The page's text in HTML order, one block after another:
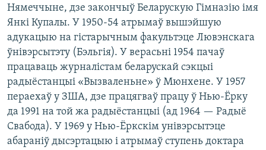
Нямеччыне, дзе закончыў Беларускую Гімназію імя
Янкі Купалы. У 1950-54 атрымаў вышэйшую
адукацыю на гістарычным факультэце Лювэнскага
ўнівэрсытэту (Бэльгія). У верасьні 1954 пачаў
працаваць журналістам беларускай сэкцыі
радыёстанцыі «Вызваленьне» ў Мюнхене. У 1957
пераехаў у ЗША, дзе працягваў працу ў Нью-Ёрку
да 1991 на той жа радыёстанцыі (ад 1964 — Радыё
Свабода). У 1969 у Нью-Ёркскім унівэрсытэце
абараніў дысэртацыю і атрымаў ступень доктара